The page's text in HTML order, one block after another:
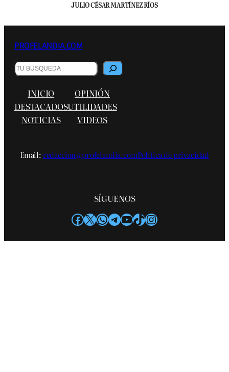
JULIO CÉSAR MARTÍNEZ RÍOS
PROFELANDIA.COM
Buscar
INICIO
DESTACADOS
NOTICIAS
OPINIÓN
UTILIDADES
VIDEOS
Email:redaccion@profelandia.comPolítica de privacidad
SÍGUENOS
Facebook
X WhatsApp
Telegram
YouTube
TikTok
Instagram